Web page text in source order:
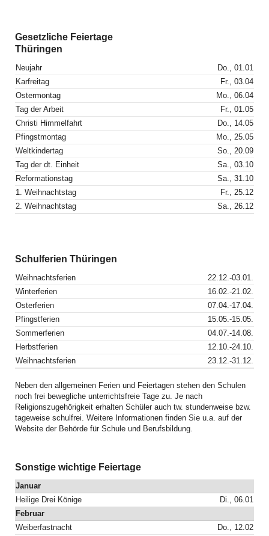
Gesetzliche Feiertage
Thüringen
Neujahr
Do., 01.01
Karfreitag
Fr., 03.04
Ostermontag
Mo., 06.04
Tag der Arbeit
Fr., 01.05
Christi Himmelfahrt
Do., 14.05
Pfingstmontag
Mo., 25.05
Weltkindertag
So., 20.09
Tag der dt. Einheit
Sa., 03.10
Reformationstag
Sa., 31.10
1. Weihnachtstag
Fr., 25.12
2. Weihnachtstag
Sa., 26.12
Schulferien Thüringen
Weihnachtsferien
22.12.-03.01.
Winterferien
16.02.-21.02.
Osterferien
07.04.-17.04.
Pfingstferien
15.05.-15.05.
Sommerferien
04.07.-14.08.
Herbstferien
12.10.-24.10.
Weihnachtsferien
23.12.-31.12.
Neben den allgemeinen Ferien und Feiertagen stehen den Schulen
noch frei bewegliche unterrichtsfreie Tage zu. Je nach
Religionszugehörigkeit erhalten Schüler auch tw. stundenweise bzw.
tageweise schulfrei. Weitere Informationen finden Sie u.a. auf der
Website der Behörde für Schule und Berufsbildung.
Sonstige wichtige Feiertage
Januar
Heilige Drei Könige
Di., 06.01
Februar
Weiberfastnacht
Do., 12.02